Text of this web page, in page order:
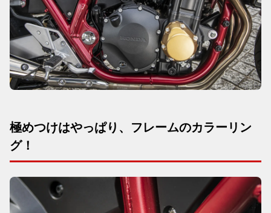
極めつけはやっぱり、フレームのカラーリン
グ！